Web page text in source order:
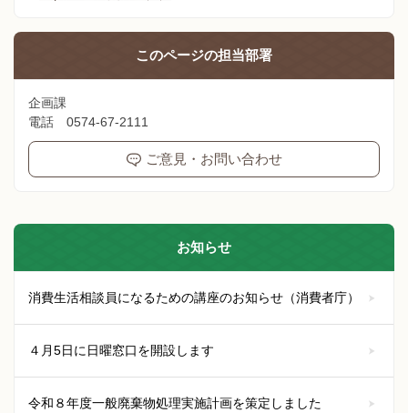
このページの担当部署
企画課
電話 0574-67-2111
ご意見・お問い合わせ
お知らせ
消費生活相談員になるための講座のお知らせ（消費者庁）
４月5日に日曜窓口を開設します
令和８年度一般廃棄物処理実施計画を策定しました